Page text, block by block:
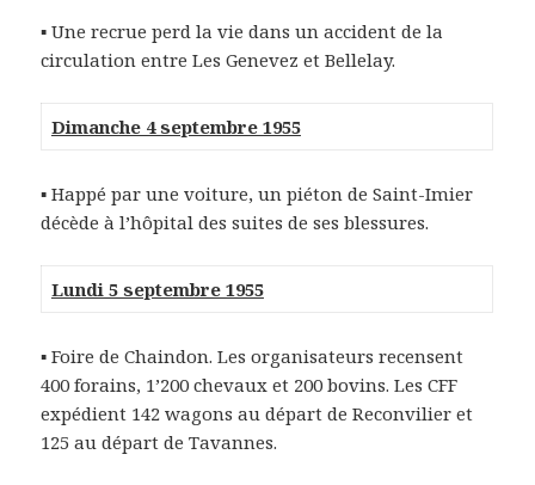
▪ Une recrue perd la vie dans un accident de la
circulation entre Les Genevez et Bellelay.
Dimanche 4 septembre 1955
▪ Happé par une voiture, un piéton de Saint-Imier
décède à l’hôpital des suites de ses blessures.
Lundi 5 septembre 1955
▪ Foire de Chaindon. Les organisateurs recensent
400 forains, 1’200 chevaux et 200 bovins. Les CFF
expédient 142 wagons au départ de Reconvilier et
125 au départ de Tavannes.